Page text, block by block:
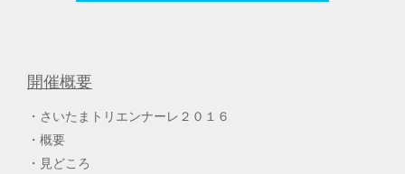
開催概要
さいたまトリエンナーレ２０１６
概要
見どころ